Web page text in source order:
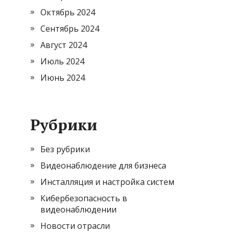
Октябрь 2024
Сентябрь 2024
Август 2024
Июль 2024
Июнь 2024
Рубрики
Без рубрики
Видеонаблюдение для бизнеса
Инсталляция и настройка систем
Кибербезопасность в
видеонаблюдении
Новости отрасли